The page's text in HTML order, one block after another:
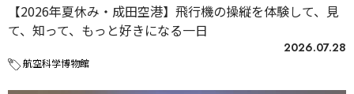
【2026年夏休み・成田空港】飛行機の操縦を体験して、見
て、知って、もっと好きになる一日
2026.07.28
航空科学博物館